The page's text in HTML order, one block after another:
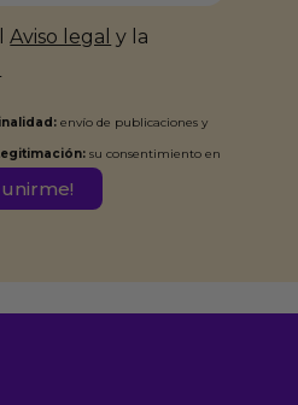
Aviso legal y la
envío de publicaciones y
su consentimiento en
Roig Muñoz. Podrás ejercer tus